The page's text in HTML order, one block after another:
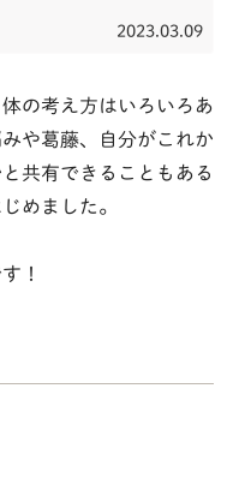
2023.03.09
の考え方はいろいろあ
や葛藤、自分がこれか
共有できることもある
めました。
！